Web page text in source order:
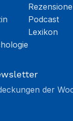
Podcast
Lexikon
der